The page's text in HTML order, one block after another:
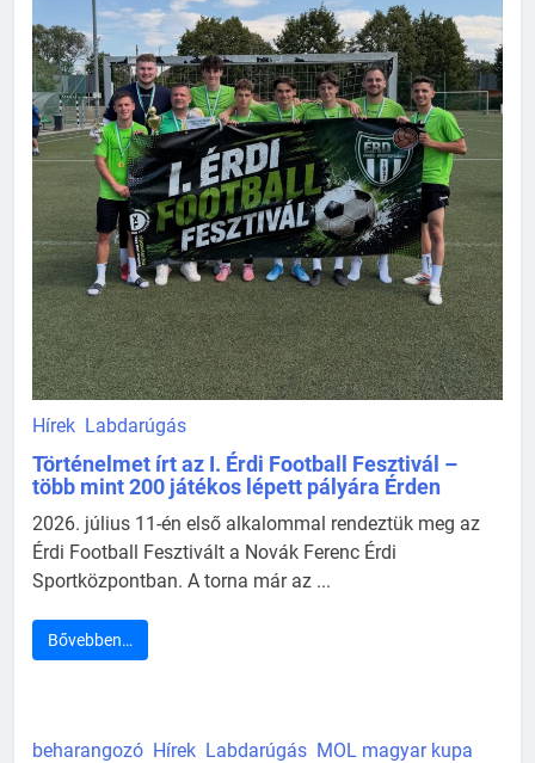
Hírek Labdarúgás
Történelmet írt az I. Érdi Football Fesztivál –
több mint 200 játékos lépett pályára Érden
2026. július 11-én első alkalommal rendeztük meg az
Érdi Football Fesztivált a Novák Ferenc Érdi
Sportközpontban. A torna már az ...
Bővebben…
beharangozó Hírek Labdarúgás MOL magyar kupa